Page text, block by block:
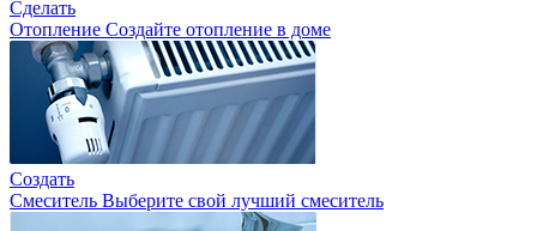
Сделать
Отопление Создайте отопление в доме
Создать
Смеситель Выберите свой лучший смеситель